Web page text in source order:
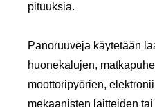
pituuksia.
Panoruuveja käytetään
huonekalujen,
moottoripyörien,
mekaanisten laitteiden